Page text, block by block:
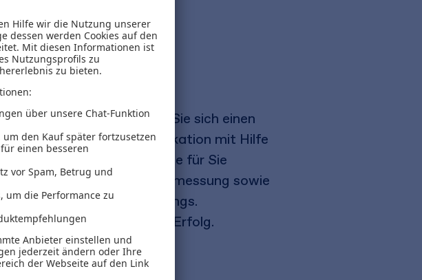
Buch verschaffen Sie sich einen
Ihre digitale Kommunikation mit Hilfe
für Schritt setzen Sie die für Sie
Zielerreichung, Erfolgsmessung sowie
in Ihren Reportings.
maximalen Social-Media-Erfolg.